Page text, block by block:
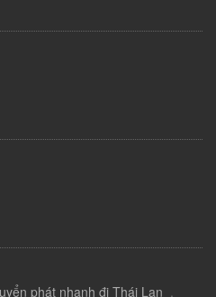
phát nhanh đi Thái Lan ,